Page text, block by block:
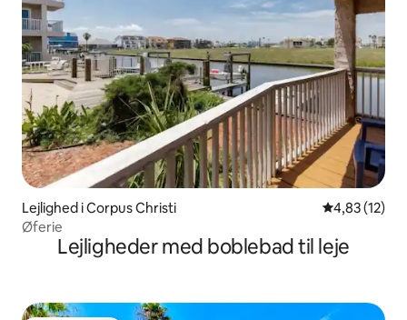
Lejlighed i Corpus Christi 4,83 ud af 5
4,83 (12)
Øferie
Lejligheder med boblebad til leje